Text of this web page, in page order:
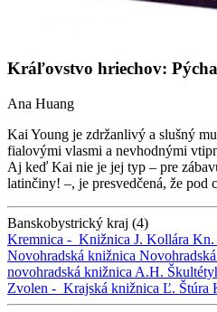
Kráľovstvo hriechov: Pýcha
Ana Huang
Kai Young je zdržanlivý a slušný
fialovými vlasmi a nevhodnými
Aj keď Kai nie je jej typ – pre
latinčiny! –, je presvedčená, že pod
Banskobystrický kraj (4)
Kremnica - Knižnica J. Kollára Kn.
Novohradská knižnica
novohradská knižnica A.H.
Zvolen - Krajská knižnica Ľ. Štúra